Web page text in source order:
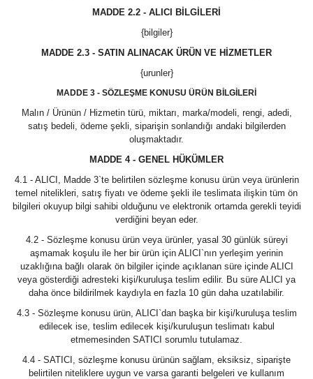
MADDE 2.2 - ALICI BİLGİLERİ
{bilgiler}
MADDE 2.3 - SATIN ALINACAK ÜRÜN VE HİZMETLER
{urunler}
MADDE 3 - SÖZLEŞME KONUSU ÜRÜN BİLGİLERİ
Malın / Ürünün / Hizmetin türü, miktarı, marka/modeli, rengi, adedi,
satış bedeli, ödeme şekli, siparişin sonlandığı andaki bilgilerden
oluşmaktadır.
MADDE 4 - GENEL HÜKÜMLER
4.1 - ALICI, Madde 3`te belirtilen sözleşme konusu ürün veya ürünlerin
temel nitelikleri, satış fiyatı ve ödeme şekli ile teslimata ilişkin tüm ön
bilgileri okuyup bilgi sahibi olduğunu ve elektronik ortamda gerekli teyidi
verdiğini beyan eder.
4.2 - Sözleşme konusu ürün veya ürünler, yasal 30 günlük süreyi
aşmamak koşulu ile her bir ürün için ALICI`nın yerleşim yerinin
uzaklığına bağlı olarak ön bilgiler içinde açıklanan süre içinde ALICI
veya gösterdiği adresteki kişi/kuruluşa teslim edilir. Bu süre ALICI ya
daha önce bildirilmek kaydıyla en fazla 10 gün daha uzatılabilir.
4.3 - Sözleşme konusu ürün, ALICI`dan başka bir kişi/kuruluşa teslim
edilecek ise, teslim edilecek kişi/kuruluşun teslimatı kabul
etmemesinden SATICI sorumlu tutulamaz.
4.4 - SATICI, sözleşme konusu ürünün sağlam, eksiksiz, siparişte
belirtilen niteliklere uygun ve varsa garanti belgeleri ve kullanım
MITSUBISHI SÜRÜCÜ KART
MOD ANAHTARI
POWER SUPPLY
SİGORTA
SOKETLER
SWITCH
TEPE LAMBASI